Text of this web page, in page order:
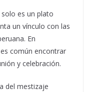
es un plato
un vínculo con las
En
común encontrar
y celebración.
del mestizaje